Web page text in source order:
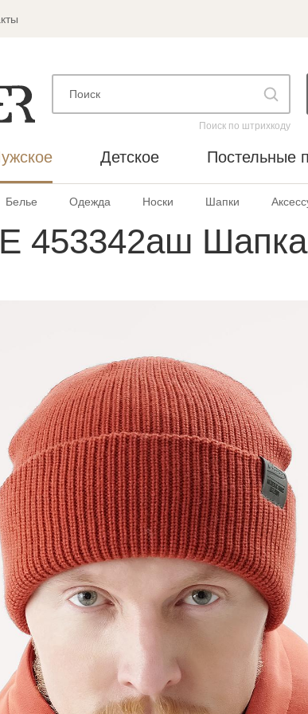
Поиск по штрихкоду
Детское Постельные
Белье Одежда Носки Шапки
453342аш